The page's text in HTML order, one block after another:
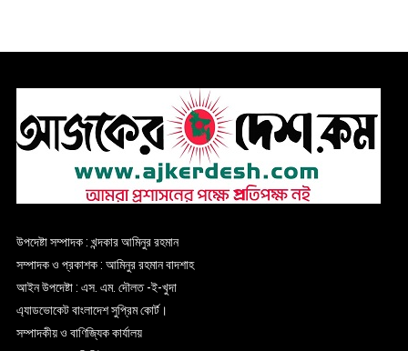
উপদেষ্টা সম্পাদক : খন্দকার আমিনুর রহমান
সম্পাদক ও প্রকাশক : আমিনুর রহমান বাদশাহ
আইন উপদেষ্টা : এস. এম. দৌলত -ই-খুদা
এ্যাডভোকেট বাংলাদেশ সুপ্রিম কোর্ট।
সম্পাদকীয় ও বাণিজ্যিক কার্যালয়